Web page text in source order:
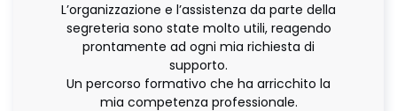
L’organizzazione e l’assistenza da parte della
segreteria sono state molto utili, reagendo
prontamente ad ogni mia richiesta di
supporto.
Un percorso formativo che ha arricchito la
mia competenza professionale.